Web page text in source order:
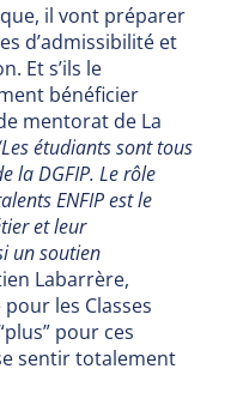
il vont préparer
d’admissibilité et
Et s’ils le
bénéficier
mentorat de La
étudiants sont tous
la DGFIP. Le rôle
ENFIP est le
et leur
un soutien
Labarrère,
les Classes
pour ces
sentir totalement